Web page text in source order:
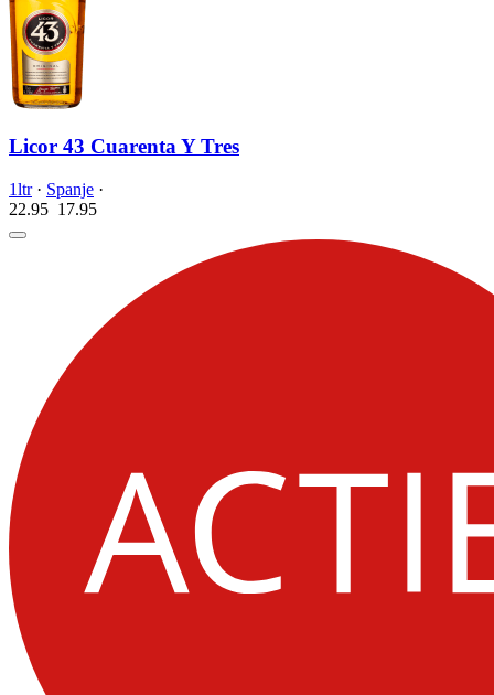
Licor 43 Cuarenta Y Tres
1ltr· Spanje ·
22.95 17.95